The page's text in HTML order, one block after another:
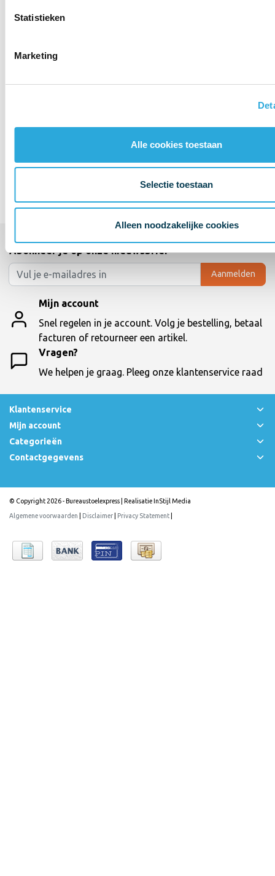
Statistieken
Marketing
Alle cookies toestaan
Selectie toestaan
Alleen noodzakelijke cookies
Abonneer je op onze nieuwsbrief
Aanmelden
Mijn account
Snel regelen in je account. Volg je bestelling, betaal
facturen of retourneer een artikel.
Vragen?
We helpen je graag. Pleeg onze klantenservice raad
Klantenservice
Mijn account
Categorieën
Contactgegevens
© Copyright 2026 - Bureaustoelexpress | RealisatieInStijl Media
Algemene voorwaarden
Disclaimer Privacy Statement